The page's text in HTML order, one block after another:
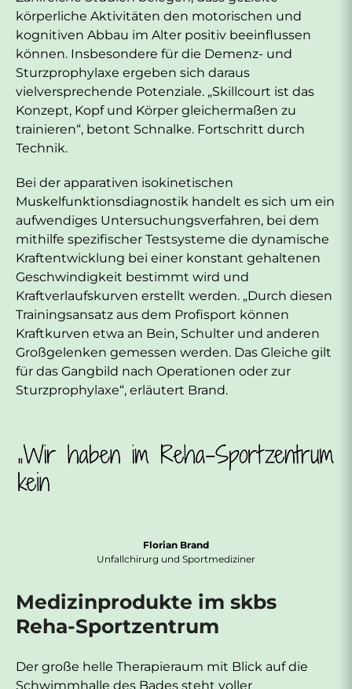
körperliche Aktivitäten den motorischen und
kognitiven Abbau im Alter positiv beeinflussen
können. Insbesondere für die Demenz- und
Sturzprophylaxe ergeben sich daraus
vielversprechende Potenziale. „Skillcourt ist das
Konzept, Kopf und Körper gleichermaßen zu
trainieren“, betont Schnalke. Fortschritt durch
Technik.
Bei der apparativen isokinetischen
Muskelfunktionsdiagnostik handelt es sich um ein
aufwendiges Untersuchungsverfahren, bei dem
mithilfe spezifischer Testsysteme die dynamische
Kraftentwicklung bei einer konstant gehaltenen
Geschwindigkeit bestimmt wird und
Kraftverlaufskurven erstellt werden. „Durch diesen
Trainingsansatz aus dem Profisport können
Kraftkurven etwa an Bein, Schulter und anderen
Großgelenken gemessen werden. Das Gleiche gilt
für das Gangbild nach Operationen oder zur
Sturzprophylaxe“, erläutert Brand.
Florian Brand
Unfallchirurg und Sportmediziner
Medizinprodukte im skbs
Reha-Sportzentrum
Der große helle Therapieraum mit Blick auf die
Schwimmhalle des Bades steht voller